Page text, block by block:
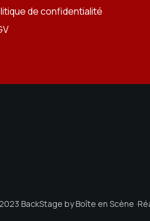
de confidentialité
BackStage by Boîte en Scène ·